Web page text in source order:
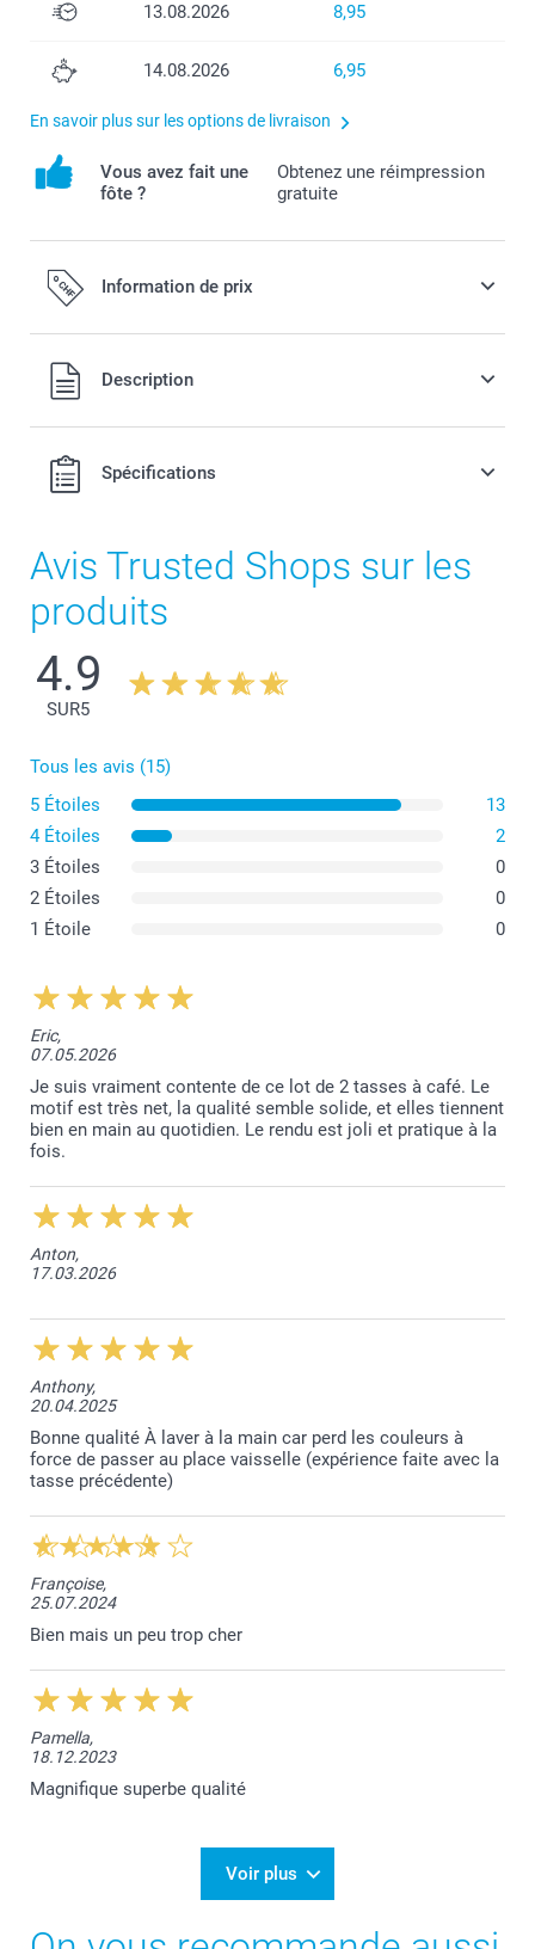
13.08.2026 8,95
14.08.2026 6,95
En savoir plus sur les options de livraison
Vous avez fait une
fôte ?
Obtenez une réimpression
gratuite
Information de prix
Tous les prix sont en francs suisses (CHF), TVA incluse et
hors frais de port.
Description
Spécifications
Avis Trusted Shops sur les
produits
4.9
SUR5
Tous les avis (15)
5 Étoiles
13
4 Étoiles
2
3 Étoiles
0
2 Étoiles
0
1 Étoile
0
Eric,
07.05.2026
Je suis vraiment contente de ce lot de 2 tasses à café. Le
motif est très net, la qualité semble solide, et elles tiennent
bien en main au quotidien. Le rendu est joli et pratique à la
fois.
Anton,
17.03.2026
Anthony,
20.04.2025
Bonne qualité À laver à la main car perd les couleurs à
force de passer au place vaisselle (expérience faite avec la
tasse précédente)
Françoise,
25.07.2024
Bien mais un peu trop cher
Pamella,
18.12.2023
Magnifique superbe qualité
Voir plus